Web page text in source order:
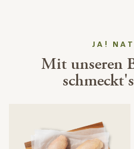
JA!
Mit unseren